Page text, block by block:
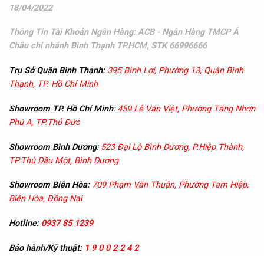
18/04/2022
Thông Tin Tài Khoản Ngân Hàng: ACB - Ngân Hàng TMCP Á
Châu chi nhánh Bình Thạnh TP.HCM, STK 66996666
Trụ Sở Quận Bình Thạnh: 395 Bình Lợi, Phường 13, Quận Bình
Thạnh, TP. Hồ Chí Minh
Showroom TP. Hồ Chí Minh:459 Lê Văn Việt, Phường Tăng Nhơn
Phú A, TP.Thủ Đức
Showroom Bình Dương:523 Đại Lộ Bình Dương, P.Hiệp Thành,
TP.Thủ Dầu Một, Bình Dương
Showroom Biên Hòa: 709 Phạm Văn Thuận, Phường Tam Hiệp,
Biên Hòa, Đồng Nai
Hotline:0937 85 1239
Bảo hành/Kỹ thuật: 1 9 0 0 2 2 4 2